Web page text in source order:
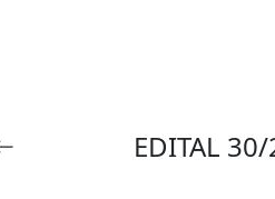
EDITAL 30/